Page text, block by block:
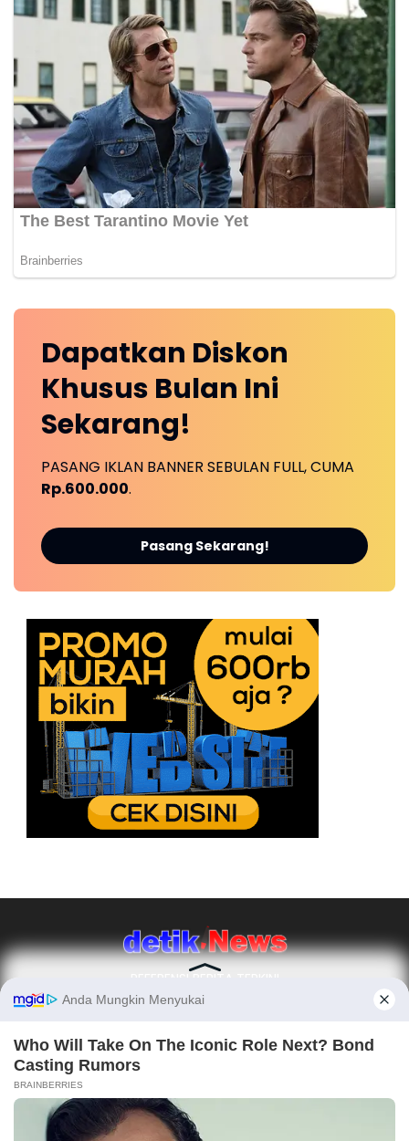
Dapatkan Diskon
Khusus Bulan Ini
Sekarang!
PASANG IKLAN BANNER SEBULAN FULL, CUMA
Rp.600.000.
Pasang Sekarang!
REFERENSI BERITA TERKINI
REDAKSITENTANG KAMI